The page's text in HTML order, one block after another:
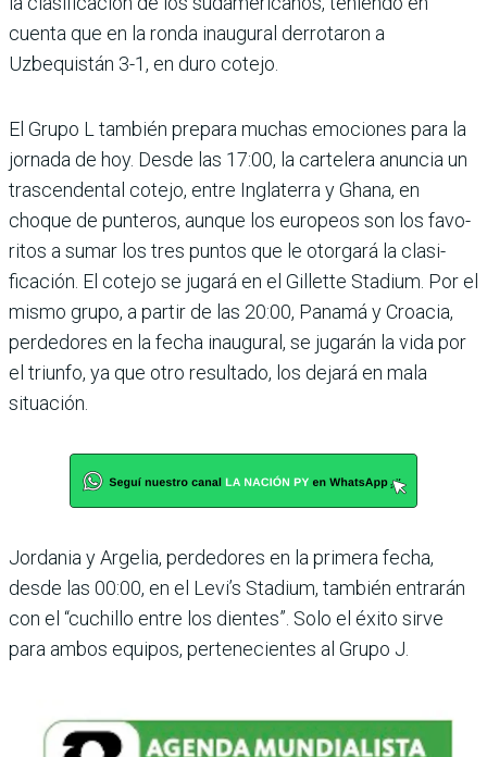
cuenta que en la ronda inaugural derrotaron a
Uzbequistán 3-1, en duro cotejo.
El Grupo L también prepara muchas emociones para la
jornada de hoy. Desde las 17:00, la cartelera anuncia un
trascendental cotejo, entre Inglaterra y Ghana, en
choque de punteros, aunque los europeos son los favo­
ritos a sumar los tres pun­tos que le otorgará la clasi­
ficación. El cotejo se jugará en el Gillette Stadium. Por el
mismo grupo, a partir de las 20:00, Panamá y Croa­cia,
perdedores en la fecha inaugural, se jugarán la vida por
el triunfo, ya que otro resultado, los dejará en mala
situación.
Jordania y Argelia, perdedores en la primera fecha,
desde las 00:00, en el Levi’s Stadium, también entrarán
con el “cuchillo entre los dientes”. Solo el éxito sirve
para ambos equipos, perte­necientes al Grupo J. ­